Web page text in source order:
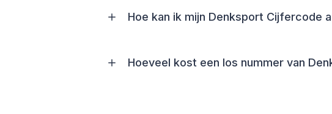
Hoe kan ik mijn Denksport Cijfercode
Hoeveel kost een los nummer van